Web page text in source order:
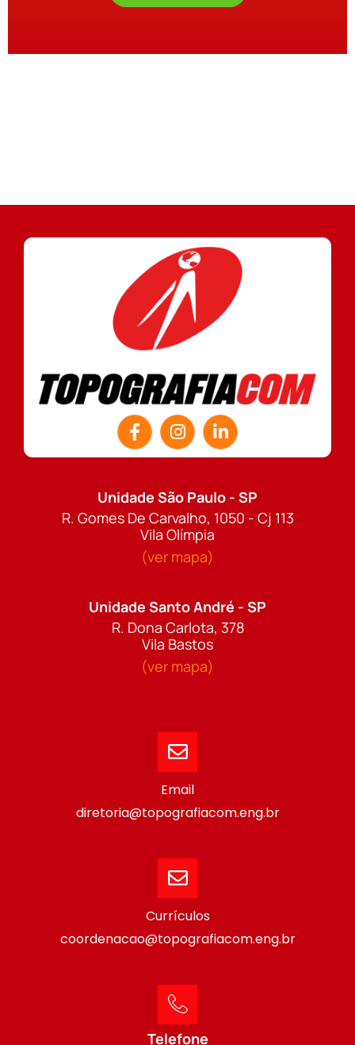
Unidade São Paulo - SP
R. Gomes De Carvalho, 1050 - Cj 113
Vila Olímpia
(ver mapa)
Unidade Santo André - SP
R. Dona Carlota, 378
Vila Bastos
(ver mapa)
Email
diretoria@topografiacom.eng.br
Currículos
coordenacao@topografiacom.eng.br
Telefone